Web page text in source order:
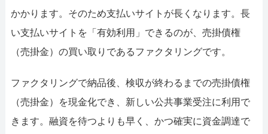
かかります。そのため支払いサイトが長くなります。長
い支払いサイトを「有効利用」できるのが、売掛債権
（売掛金）の買い取りであるファクタリングです。
ファクタリングで納品後、検収が終わるまでの売掛債権
（売掛金）を現金化でき、新しい公共事業受注に利用で
きます。融資を待つよりも早く、かつ確実に資金調達で